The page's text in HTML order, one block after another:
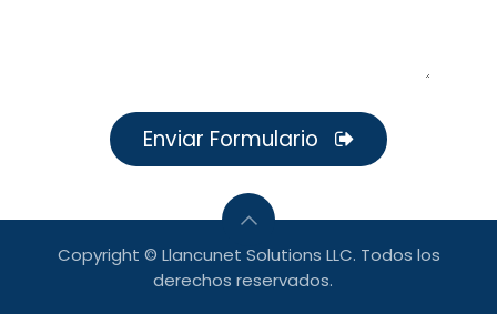
Enviar Formulario
Copyright © Llancunet Solutions LLC. Todos los
derechos reservados.